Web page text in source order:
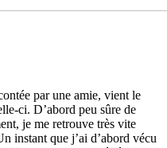
par une amie, vient le
ci. D’abord peu sûre de
je me retrouve très vite
ins­tant que j’ai d’abord vécu